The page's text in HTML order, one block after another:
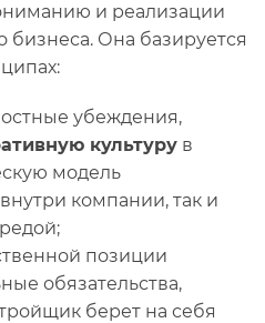
и реализации
бизнеса. Она базируется
убеждения,
культуру в
модель
компании, так и
позиции
обязательства,
берет на себя